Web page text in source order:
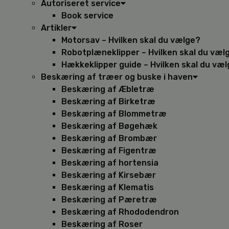
Autoriseret service
Book service
Artikler
Motorsav – Hvilken skal du vælge?
Robotplæneklipper – Hvilken skal du
Hækkeklipper guide – Hvilken skal du
Beskæring af træer og buske i haven
Beskæring af Æbletræ
Beskæring af Birketræ
Beskæring af Blommetræ
Beskæring af Bøgehæk
Beskæring af Brombær
Beskæring af Figentræ
Beskæring af hortensia
Beskæring af Kirsebær
Beskæring af Klematis
Beskæring af Pæretræ
Beskæring af Rhododendron
Beskæring af Roser